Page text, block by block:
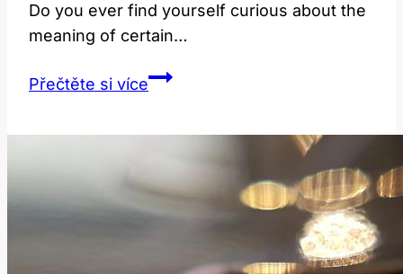
Do you ever find yourself curious about the
meaning of certain…
Přečtěte si víceMilking:
Překlad